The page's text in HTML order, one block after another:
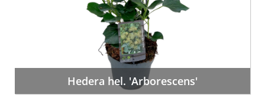
Hedera hel. 'Arborescens'